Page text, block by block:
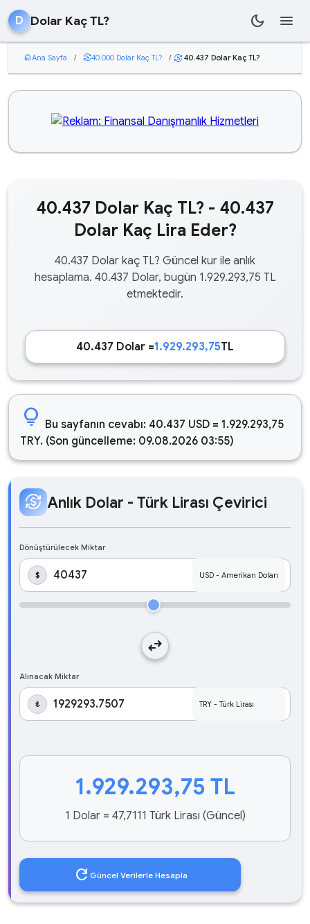
D Dolar Kaç TL? dark_mode menu
homeAna Sayfa / currency_exchange40.000 Dolar Kaç TL? / currency_exchange 40.437 Dolar Kaç TL?
40.437 Dolar Kaç TL? - 40.437
Dolar Kaç Lira Eder?
40.437 Dolar kaç TL? Güncel kur ile anlık
hesaplama. 40.437 Dolar, bugün 1.929.293,75 TL
etmektedir.
40.437 Dolar =1.929.293,75TL
lightbulb Bu sayfanın cevabı: 40.437 USD = 1.929.293,75
TRY. (Son güncelleme: 09.08.2026 03:55)
currency_exchange Anlık Dolar - Türk Lirası Çevirici
Dönüştürülecek Miktar
$
swap_horiz
Alınacak Miktar
₺
1.929.293,75 TL
1 Dolar = 47,7111 Türk Lirası (Güncel)
refresh Güncel Verilerle Hesapla